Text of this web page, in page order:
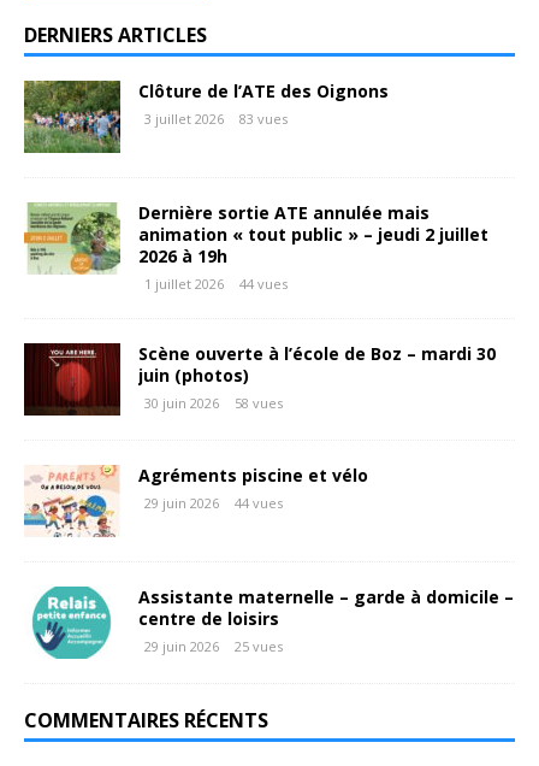
DERNIERS ARTICLES
Clôture de l’ATE des Oignons
3 juillet 2026 83 vues
Dernière sortie ATE annulée mais
animation « tout public » – jeudi 2 juillet
2026 à 19h
1 juillet 2026 44 vues
Scène ouverte à l’école de Boz – mardi 30
juin (photos)
30 juin 2026 58 vues
Agréments piscine et vélo
29 juin 2026 44 vues
Assistante maternelle – garde à domicile –
centre de loisirs
29 juin 2026 25 vues
COMMENTAIRES RÉCENTS